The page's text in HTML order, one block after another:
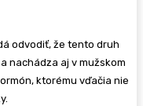
odvodiť, že tento druh
nachádza aj v mužskom
ktorému vďačia nie